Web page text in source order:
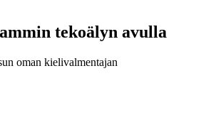
tekoälyn avulla
oman kielivalmentajan